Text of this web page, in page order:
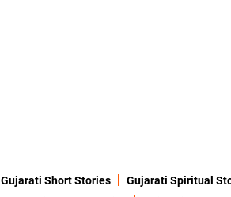
Gujarati Short Stories Gujarati Spiritual